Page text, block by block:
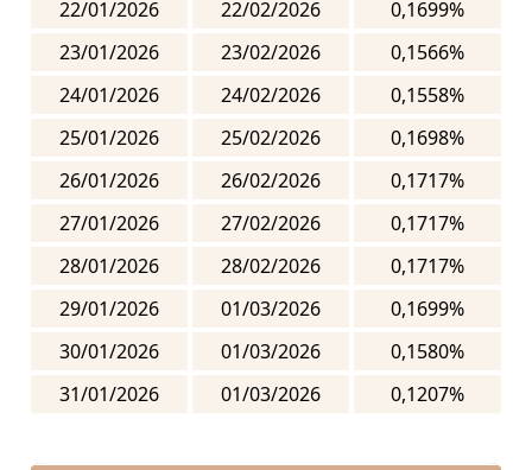
22/01/2026
22/02/2026
0,1699%
23/01/2026
23/02/2026
0,1566%
24/01/2026
24/02/2026
0,1558%
25/01/2026
25/02/2026
0,1698%
26/01/2026
26/02/2026
0,1717%
27/01/2026
27/02/2026
0,1717%
28/01/2026
28/02/2026
0,1717%
29/01/2026
01/03/2026
0,1699%
30/01/2026
01/03/2026
0,1580%
31/01/2026
01/03/2026 0,1207%